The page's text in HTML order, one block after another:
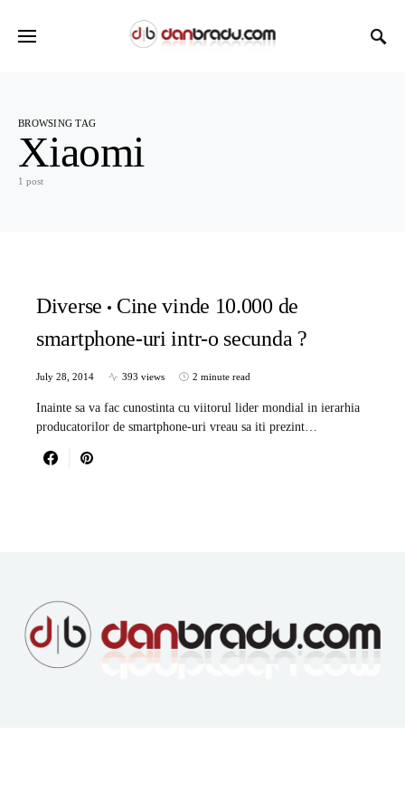
BROWSING TAG
Xiaomi
1 post
Diverse
Cine vinde 10.000 de
smartphone-uri intr-o secunda ?
July 28, 2014 393 views 2 minute read
Inainte sa va fac cunostinta cu viitorul lider mondial in ierarhia
producatorilor de smartphone-uri vreau sa iti prezint…